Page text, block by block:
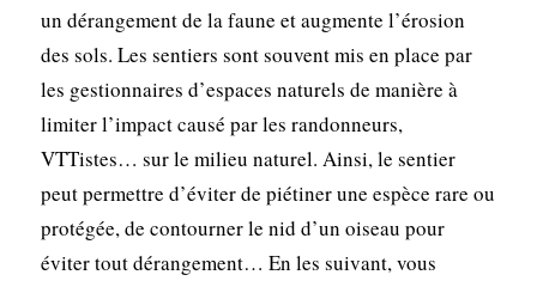
un dérangement de la faune et augmente l’érosion
des sols. Les sentiers sont souvent mis en place par
les gestionnaires d’espaces naturels de manière à
limiter l’impact causé par les randonneurs,
VTTistes… sur le milieu naturel. Ainsi, le sentier
peut permettre d’éviter de piétiner une espèce rare ou
protégée, de contourner le nid d’un oiseau pour
éviter tout dérangement… En les suivant, vous